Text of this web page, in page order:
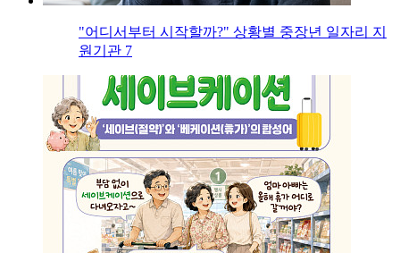
"어디서부터 시작할까?" 상황별 중장년 일자리 지
원기관 7